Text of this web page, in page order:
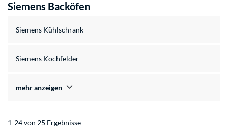
Siemens Backöfen
Siemens Kühlschrank
Siemens Kochfelder
mehr anzeigen
1-24 von 25 Ergebnisse